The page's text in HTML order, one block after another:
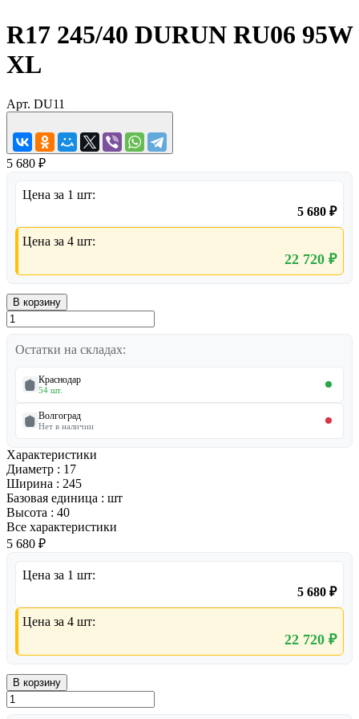
R17 245/40 DURUN RU06 95W
XL
Арт. DU11
5 680 ₽
Цена за 1 шт:
5 680 ₽
Цена за 4 шт:
22 720 ₽
В корзину
Остатки на складах:
Краснодар
54 шт.
Волгоград
Нет в наличии
Характеристики
Диаметр : 17
Ширина : 245
Базовая единица : шт
Высота : 40
Все характеристики
5 680 ₽
Цена за 1 шт:
5 680 ₽
Цена за 4 шт:
22 720 ₽
В корзину